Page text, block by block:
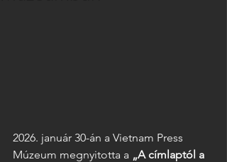
2026. január 30-án a Vietnam Press
Múzeum megnyitotta a „A címlaptól a